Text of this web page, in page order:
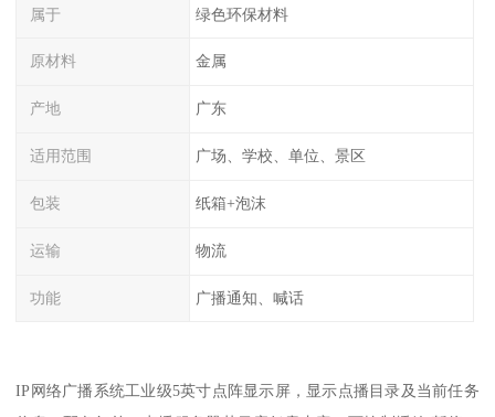
属于 绿色环保材料
原材料 金属
产地 广东
适用范围 广场、学校、单位、景区
包装 纸箱+泡沫
运输 物流
功能 广播通知、喊话
IP网络广播系统工业级5英寸点阵显示屏，显示点播目录及当前任务